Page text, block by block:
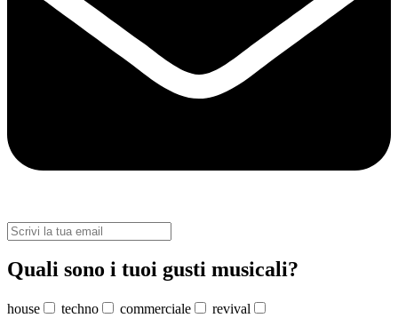
Quali sono i tuoi gusti musicali?
house techno commerciale
revival